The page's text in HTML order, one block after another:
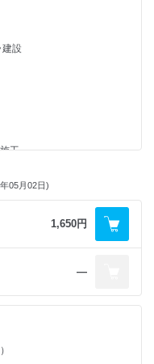
橋の早期復旧
文義
土政策局総合計画課
構造物を中心に］
の取組み
知己
洋平
港線Ｔ形鋼製支柱の梁取替
浩昭/小林 裕介
則編】【維持管理編】
Bridge）
設
工
トの設計・施工
秀知/坂本 拓麻
替工事
貴/長島 和宏
05月02日)
1,650円
―